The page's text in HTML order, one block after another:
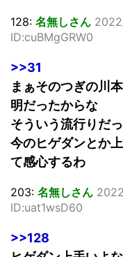
128: 名無しさん
ID:cuBMgGRW0
>>31
まぁそのつぎの川
明だったからな
そういう流行りだ
今のヒゲダンとか
て感心するわ
203: 名無しさん
ID:uat1wsD60
>>128